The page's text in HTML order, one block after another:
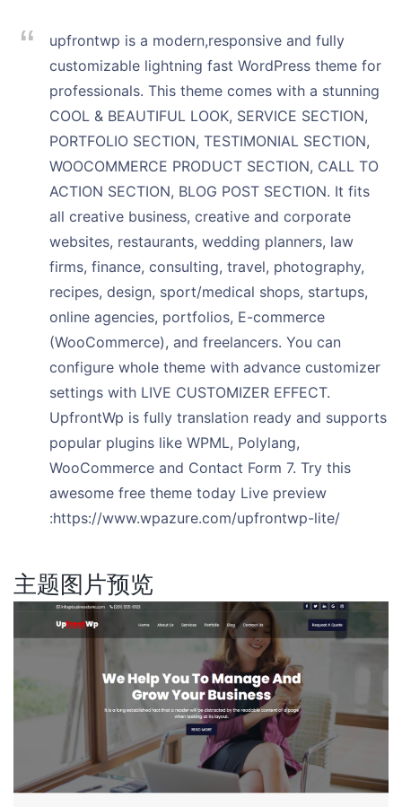
upfrontwp is a modern,responsive and fully
customizable lightning fast WordPress theme for
professionals. This theme comes with a stunning
COOL & BEAUTIFUL LOOK, SERVICE SECTION,
PORTFOLIO SECTION, TESTIMONIAL SECTION,
WOOCOMMERCE PRODUCT SECTION, CALL TO
ACTION SECTION, BLOG POST SECTION. It fits
all creative business, creative and corporate
websites, restaurants, wedding planners, law
firms, finance, consulting, travel, photography,
recipes, design, sport/medical shops, startups,
online agencies, portfolios, E-commerce
(WooCommerce), and freelancers. You can
configure whole theme with advance customizer
settings with LIVE CUSTOMIZER EFFECT.
UpfrontWp is fully translation ready and supports
popular plugins like WPML, Polylang,
WooCommerce and Contact Form 7. Try this
awesome free theme today Live preview
:https://www.wpazure.com/upfrontwp-lite/
主题图片预览